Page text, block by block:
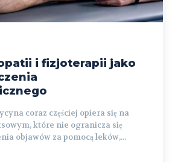
i fizjoterapii jako
coraz częściej opiera się na
które nie ogranicza się
objawów za pomocą leków,...